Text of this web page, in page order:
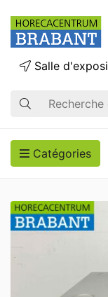
Recherche
Salle
Catégories